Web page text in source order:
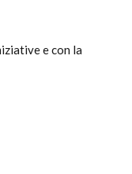
e con la